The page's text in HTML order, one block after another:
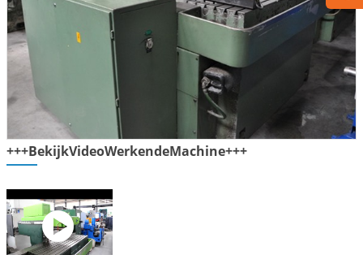
+++BekijkVideoWerkendeMachine+++